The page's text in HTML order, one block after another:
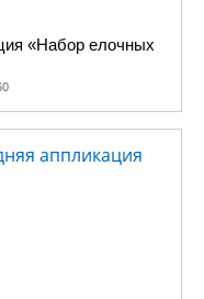
«Набор елочных